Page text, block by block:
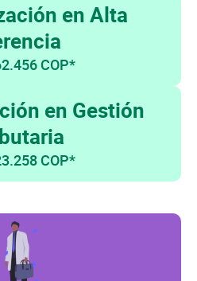
en Alta
COP*
en Gestión
COP*